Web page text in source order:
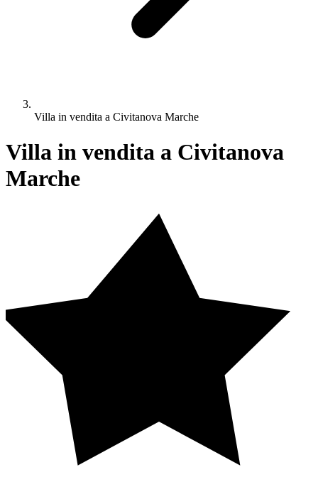
Villa in vendita a Civitanova Marche
Villa in vendita a Civitanova
Marche